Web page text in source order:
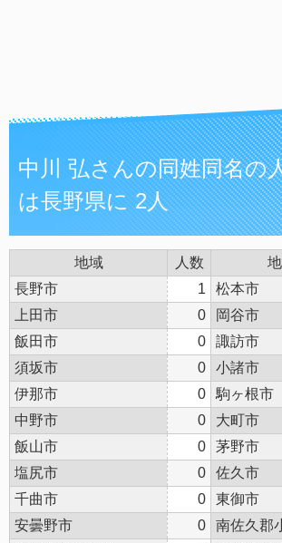
中川 弘さんの同姓同名の
は長野県に 2人
地域 人数
長野市
1 松本市
上田市
0 岡谷市
飯田市
0 諏訪市
須坂市
0 小諸市
伊那市
0 駒ヶ根市
中野市
0 大町市
飯山市
0 茅野市
塩尻市
0 佐久市
千曲市
0 東御市
安曇野市
0 南佐久郡